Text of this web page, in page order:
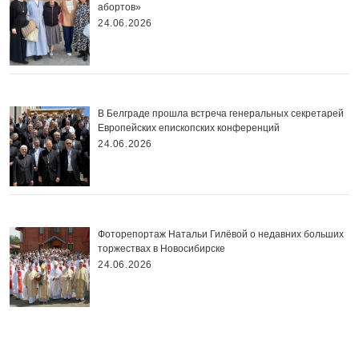
абортов»
24.06.2026
В Белграде прошла встреча генеральных секретарей
Европейских епископских конференций
24.06.2026
Фоторепортаж Натальи Гилёвой о недавних больших
торжествах в Новосибирске
24.06.2026